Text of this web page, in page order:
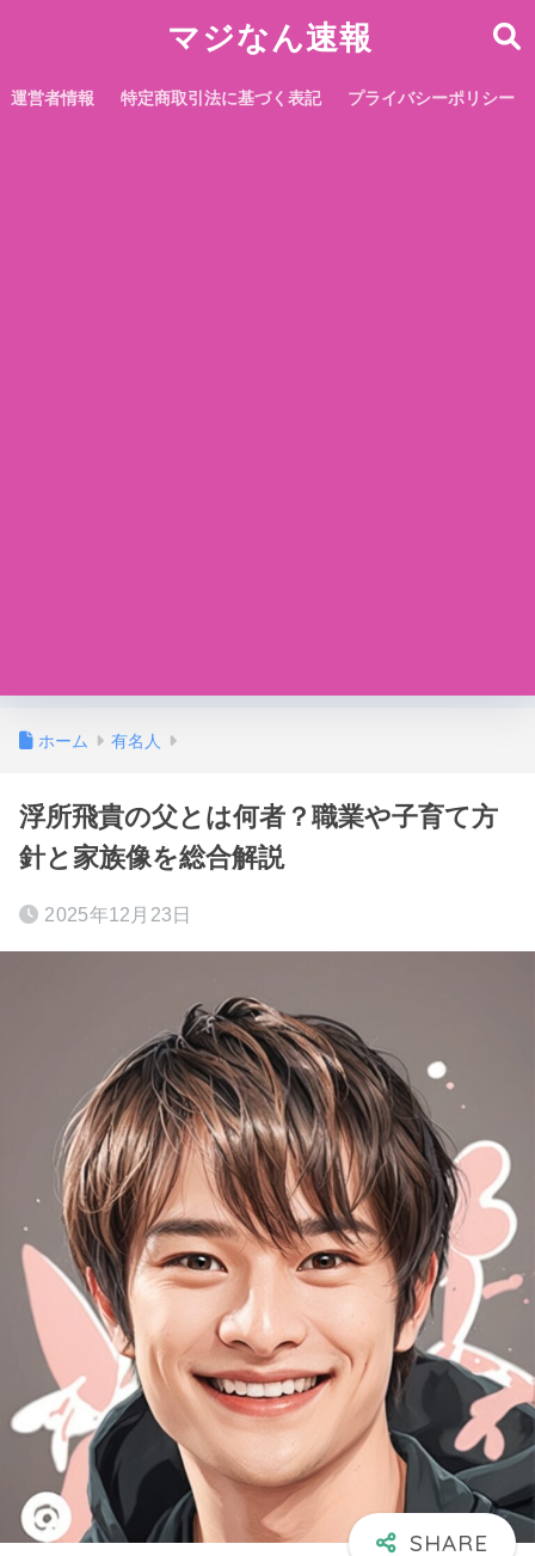
マジなん速報
運営者情報 特定商取引法に基づく表記 プライバシーポリシー
ホーム 有名人
浮所飛貴の父とは何者？職業や子育て方
針と家族像を総合解説
2025年12月23日